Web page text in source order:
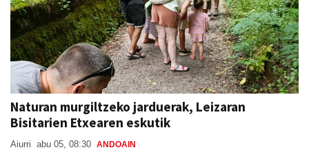
Naturan murgiltzeko jarduerak, Leizaran
Bisitarien Etxearen eskutik
Aiurri abu 05, 08:30 ANDOAIN